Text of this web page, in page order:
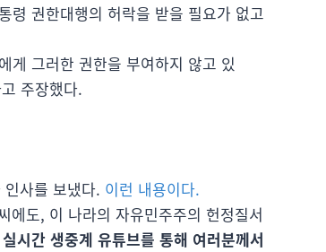
령 권한대행의 허락을 받을 필요가 없고
게 그러한 권한을 부여하지 않고 있
주장했다.
사를 보냈다. 이런 내용이다.
에도, 이 나라의 자유민주주의 헌정질서
시간 생중계 유튜브를 통해 여러분께서